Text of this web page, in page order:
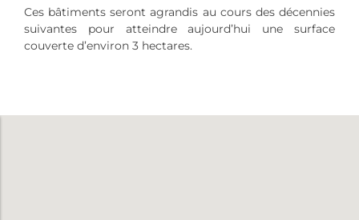
Ces bâtiments seront agrandis au cours des décennies
suivantes pour atteindre aujourd’hui une surface
couverte d’environ 3 hectares.